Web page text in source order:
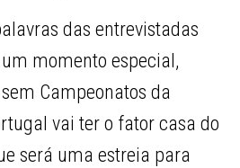
das entrevistadas
momento especial,
Campeonatos da
vai ter o fator casa do
será uma estreia para